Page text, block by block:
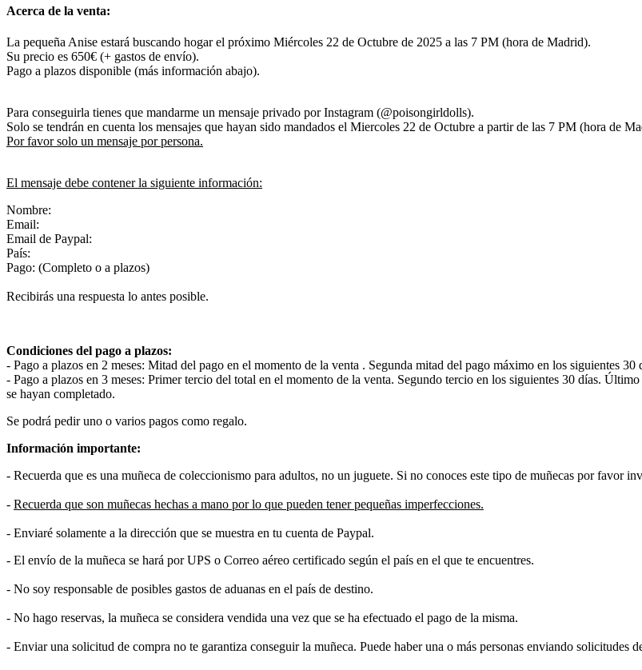
Acerca de la venta:
La pequeña Anise estará buscando hogar el próximo Miércoles 22 de Octubre de 2025 a las 7 PM (hora de Madrid).
Su precio es 650€ (+ gastos de envío).
Pago a plazos disponible (más información abajo).
Para conseguirla tienes que mandarme un mensaje privado por Instagram (@poisongirldolls).
Solo se tendrán en cuenta los mensajes que hayan sido mandados el Miercoles 22 de Octubre a partir de las 7 PM (hora de
Por favor solo un mensaje por persona.
El mensaje debe contener la siguiente información:
Nombre:
Email:
Email de Paypal:
País:
Pago: (Completo o a plazos)
Recibirás una respuesta lo antes posible.
Condiciones del pago a plazos:
- Pago a plazos en 2 meses: Mitad del pago en el momento de la venta . Segunda mitad del pago máximo en los siguientes
- Pago a plazos en 3 meses: Primer tercio del total en el momento de la venta. Segundo tercio en los siguientes 30 días.
se hayan completado.
Se podrá pedir uno o varios pagos como regalo.
Información importante:
- Recuerda que es una muñeca de coleccionismo para adultos, no un juguete. Si no conoces este tipo de muñecas por favor
- Recuerda que son muñecas hechas a mano por lo que pueden tener pequeñas imperfecciones.
- Enviaré solamente a la dirección que se muestra en tu cuenta de Paypal.
- El envío de la muñeca se hará por UPS o Correo aéreo certificado según el país en el que te encuentres.
- No soy responsable de posibles gastos de aduanas en el país de destino.
- No hago reservas, la muñeca se considera vendida una vez que se ha efectuado el pago de la misma.
- Enviar una solicitud de compra no te garantiza conseguir la muñeca. Puede haber una o más personas enviando solicitudes